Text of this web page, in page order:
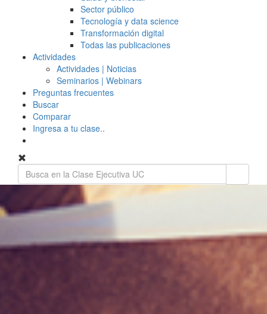
Sector público
Tecnología y data science
Transformación digital
Todas las publicaciones
Actividades
Actividades | Noticias
Seminarios | Webinars
Preguntas frecuentes
Buscar
Comparar
Ingresa a tu clase..